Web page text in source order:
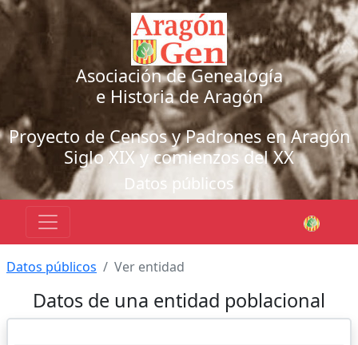
Asociación de Genealogía
e Historia de Aragón
Proyecto de Censos y Padrones en Aragón
Siglo XIX y comienzos del XX
Datos públicos
Datos públicos Ver entidad
Datos de una entidad poblacional